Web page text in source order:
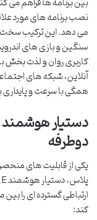
نصب برنامه های مورد
می دهد. این ترکیب سخت
سنگین و بازی های
کاربری روان و لذت بخش
آنلاین، شبکه های
همگی با سرعت و پایداری
دوطرفه
یکی از قابلیت های
کند: